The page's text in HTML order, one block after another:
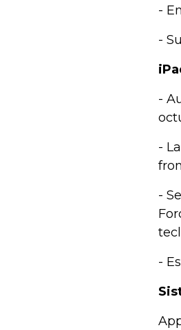
-
-
-
-
-
-